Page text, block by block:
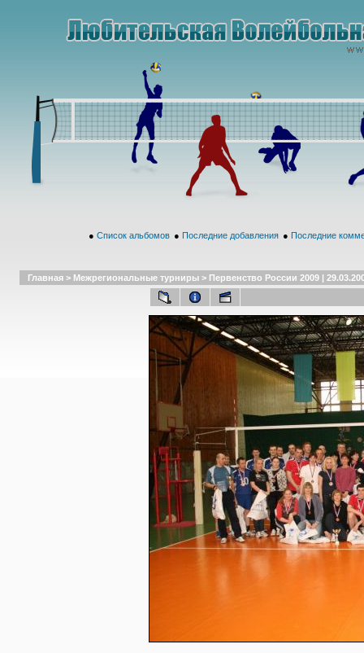
● Список альбомов ● Последние добавления ● Последние
Главная > Межрегиональные турниры > Первенство России 2009 |